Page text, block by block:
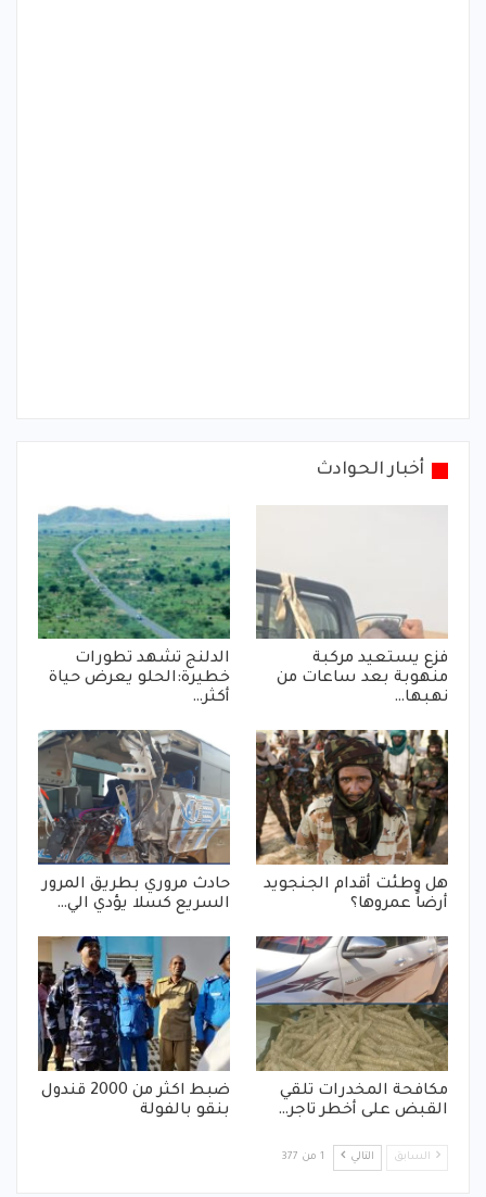
أخبار الحوادث
فزع يستعيد مركبة
منهوبة بعد ساعات من
نهبها…
الدلنج تشهد تطورات
خطيرة:الحلو يعرض حياة
أكثر…
هل وطئت أقدام الجنجويد
أرضاً عمروها؟
حادث مروري بطريق المرور
السريع كسلا يؤدي الي…
مكافحة المخدرات تلقي
القبض على أخطر تاجر…
ضبط اكثر من 2000 قندول
بنقو بالفولة
السابق التالي 1 من 377